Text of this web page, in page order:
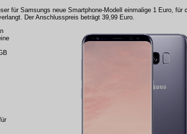
für Samsungs neue Smartphone-Modell einmalige 1 Euro, für
Der Anschlusspreis beträgt 39,99 Euro.